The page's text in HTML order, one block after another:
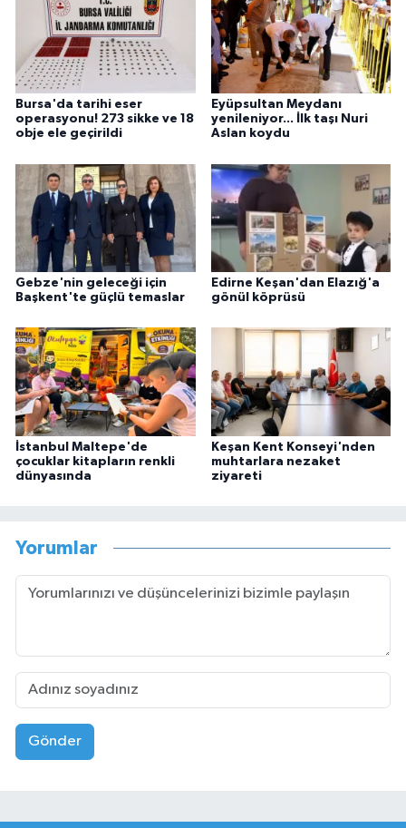
Bursa'da tarihi eser
operasyonu! 273 sikke ve 18
obje ele geçirildi
Eyüpsultan Meydanı
yenileniyor... İlk taşı Nuri
Aslan koydu
Gebze'nin geleceği için
Başkent'te güçlü temaslar
Edirne Keşan'dan Elazığ'a
gönül köprüsü
İstanbul Maltepe'de
çocuklar kitapların renkli
dünyasında
Keşan Kent Konseyi'nden
muhtarlara nezaket
ziyareti
Yorumlar
Gönder